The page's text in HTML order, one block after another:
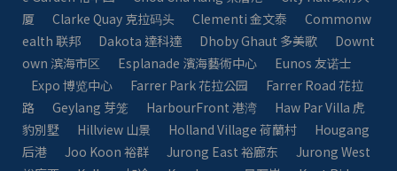
厦
Clarke Quay 克拉码头 Clementi 金文泰
Commonw
ealth 联邦
Dakota 達科達 Dhoby Ghaut 多美歌
Downt
own 滨海市区
Esplanade 濱海藝術中心
Eunos 友诺士
Expo 博览中心
Farrer Park 花拉公园
Farrer Road 花拉
路
Geylang 芽笼 HarbourFront 港湾
Haw Par Villa 虎
豹別墅
Hillview 山景 Holland Village 荷蘭村
Hougang
后港
Joo Koon 裕群 Jurong East 裕廊东
Jurong West